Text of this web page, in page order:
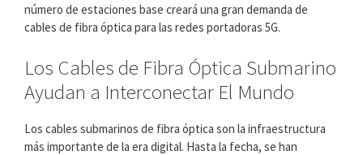
número de estaciones base creará una gran demanda de
cables de fibra óptica para las redes portadoras 5G.
Los Cables de Fibra Óptica Submarino
Ayudan a Interconectar El Mundo
Los cables submarinos de fibra óptica son la infraestructura
más importante de la era digital. Hasta la fecha, se han